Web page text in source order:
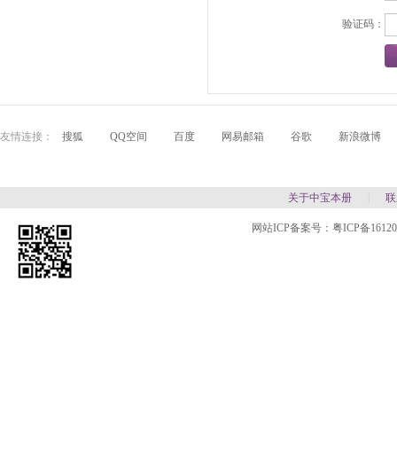
验证码：
友情连接： 搜狐 QQ空间 百度 网易邮箱 谷歌 新浪微博
关于中宝本册
网站ICP备案号： 粤ICP备